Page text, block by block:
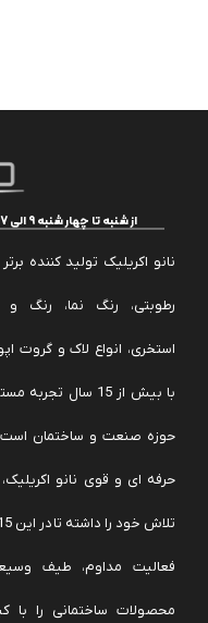
از شنبه تا چهار شنبه‌ 9 الی 17 و پنج شنبه تا 13 در خدمت شما هستیم.
نانو اکریلیک تولید کننده برتر عایق
رطوبتی، رنگ نما، رنگ و عایق
استخری، انواع لاک و گروت اپوکسی
با بیش از 15 سال تجربه مستمر در
حوزه صنعت و ساختمان است. تیم
حرفه ای و قوی نانو اکریلیک، تمام
تلاش خود را داشته تا در این 15 سال
فعالیت مداوم، طیف وسیعی از
محصولات ساختمانی را با کیفیت